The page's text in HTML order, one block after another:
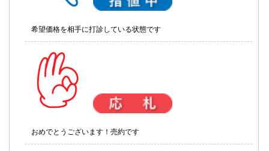
希望価格を相手に打診している状態です
おめでとうございます！売約です